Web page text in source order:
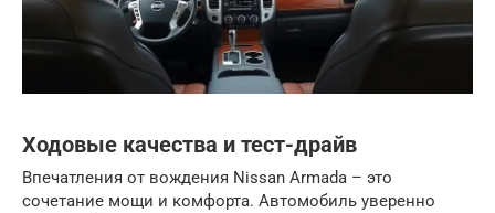
Ходовые качества и тест-драйв
Впечатления от вождения Nissan Armada – это
сочетание мощи и комфорта. Автомобиль уверенно